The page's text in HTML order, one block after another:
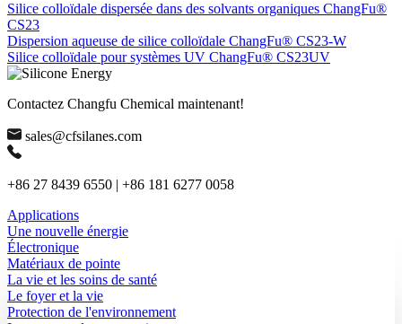
Silice colloïdale dispersée dans des solvants organiques ChangFu®
CS23
Dispersion aqueuse de silice colloïdale ChangFu® CS23-W
Silice colloïdale pour systèmes UV ChangFu® CS23UV
Contactez Changfu Chemical maintenant!
sales@cfsilanes.com
+86 27 8439 6550 | +86 181 6277 0058
Applications
Une nouvelle énergie
Électronique
Matériaux de pointe
La vie et les soins de santé
Le foyer et la vie
Protection de l'environnement